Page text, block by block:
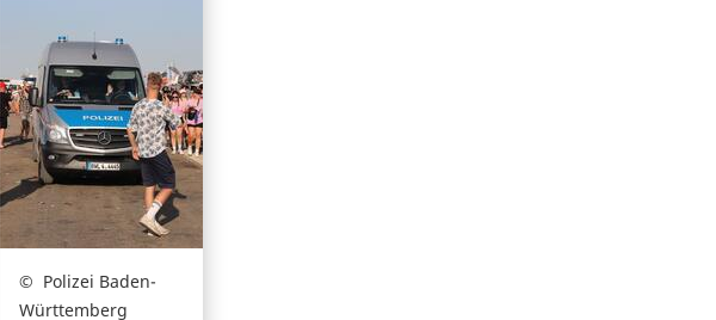
Polizei Baden-
Württemberg